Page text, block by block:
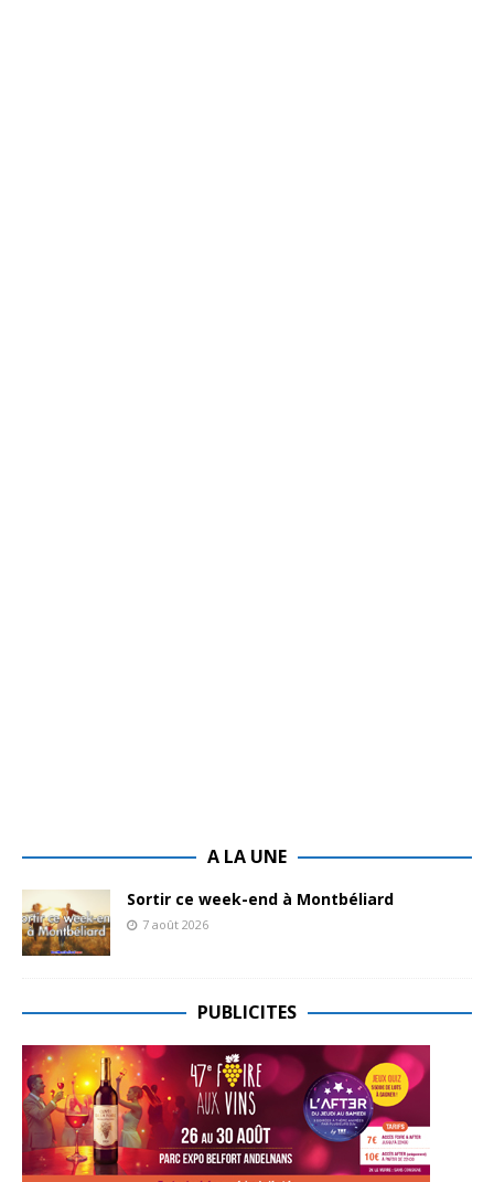
A LA UNE
Sortir ce week-end à Montbéliard
7 août 2026
PUBLICITES